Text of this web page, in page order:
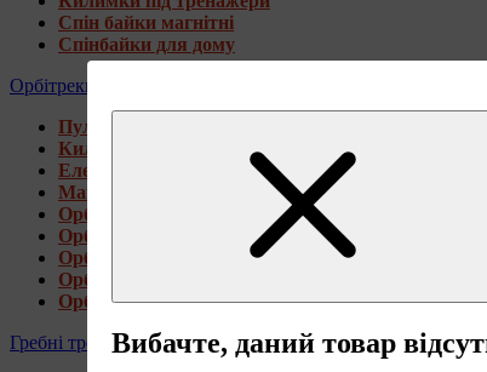
Спін байки магнітні
Спінбайки для дому
Орбітреки
Пульсометри
Килимки під тренажери
Електромагнітні орбітреки
Магнітні орбітреки
Орбітреки передньоприводні
Орбітреки задньоприводні
Орбітреки для високих користувачів
Орбітреки генераторні
Орбітреки для дому
Гребні тренажериВибачте, даний товар